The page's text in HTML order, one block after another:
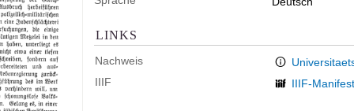
LINKS
Nachweis
IIIF
IIIF-Manifest